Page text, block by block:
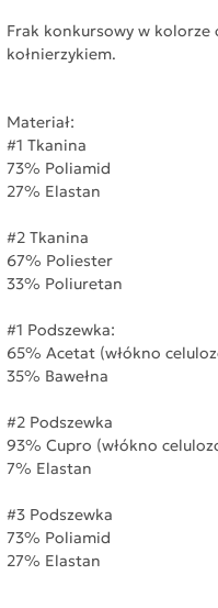
Frak konkursowy w kolorze
kołnierzykiem.
Materiał:
#1 Tkanina
73% Poliamid
27% Elastan
#2 Tkanina
67% Poliester
33% Poliuretan
#1 Podszewka:
65% Acetat (włókno
35% Bawełna
#2 Podszewka
93% Cupro (włókno
7% Elastan
#3 Podszewka
73% Poliamid
27% Elastan